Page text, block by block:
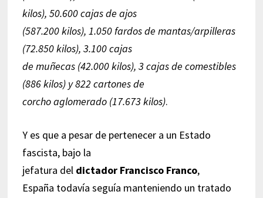
kilos), 50.600 cajas de ajos
(587.200 kilos), 1.050 fardos de mantas/arpilleras
(72.850 kilos), 3.100 cajas
de muñecas (42.000 kilos), 3 cajas de comestibles
(886 kilos) y 822 cartones de
corcho aglomerado (17.673 kilos).
Y es que a pesar de pertenecer a un Estado
fascista, bajo la
jefatura del dictador Francisco Franco,
España todavía seguía manteniendo un tratado